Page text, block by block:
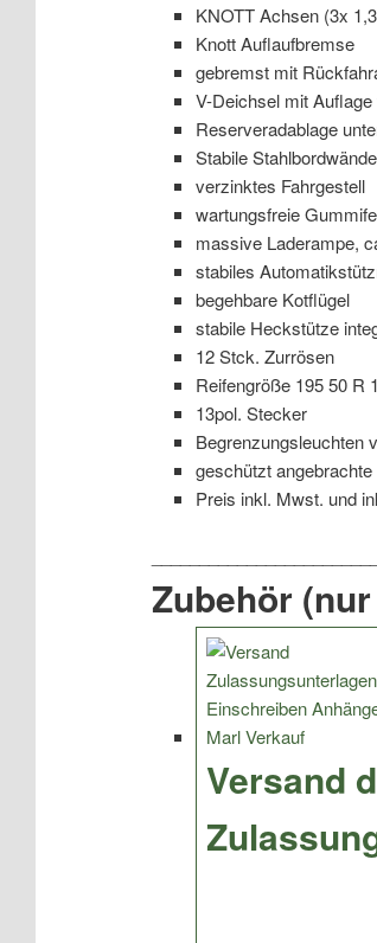
KNOTT Achsen (3x
Knott Auflaufbremse
gebremst mit
V-Deichsel mit
Reserveradablage
Stabile
verzinktes Fahrgestell
wartungsfreie
massive Laderampe,
stabiles
begehbare Kotflügel
stabile Heckstütze
12 Stck. Zurrösen
Reifengröße 195 50 R
13pol. Stecker
Begrenzungsleuchten
geschützt
Preis inkl. Mwst. und
Zubehör
Versand